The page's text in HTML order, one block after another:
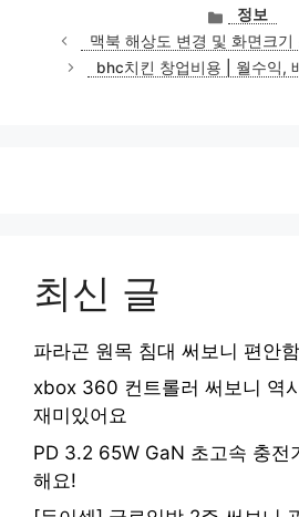
카
테
고
리
정보
맥북 해상도 변경 및 화면크
bhc치킨 창업비용 | 월수익,
최신 글
파라곤 원목 침대 써보니 편안
xbox 360 컨트롤러 써보니 역
재미있어요
PD 3.2 65W GaN 초고속 충전
해요!